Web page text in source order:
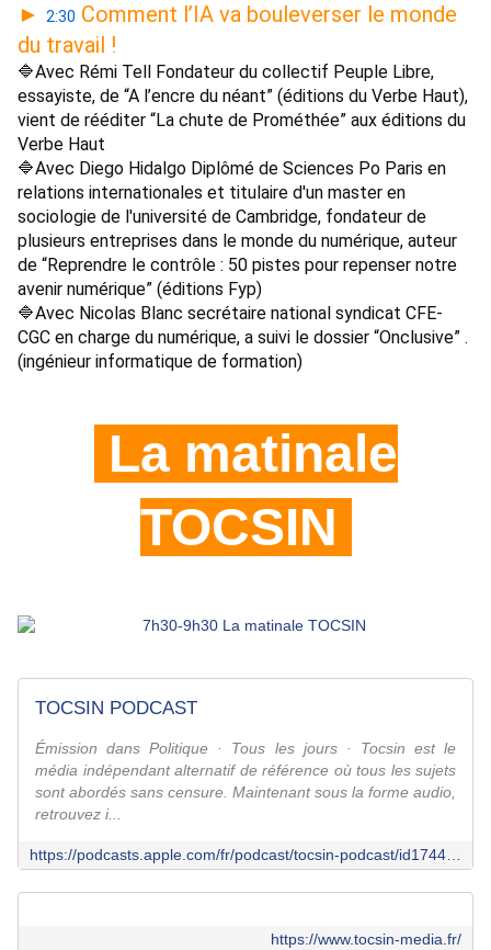
► 2:30 Comment l’IA va bouleverser le monde
du travail !
🔷Avec Rémi Tell Fondateur du collectif Peuple Libre,
essayiste, de “A l’encre du néant” (éditions du Verbe Haut),
vient de rééditer “La chute de Prométhée” aux éditions du
Verbe Haut
🔷Avec Diego Hidalgo Diplômé de Sciences Po Paris en
relations internationales et titulaire d'un master en
sociologie de l'université de Cambridge, fondateur de
plusieurs entreprises dans le monde du numérique, auteur
de “Reprendre le contrôle : 50 pistes pour repenser notre
avenir numérique” (éditions Fyp)
🔷Avec Nicolas Blanc secrétaire national syndicat CFE-
CGC en charge du numérique, a suivi le dossier “Onclusive” .
(ingénieur informatique de formation)
La matinale
TOCSIN
TOCSIN PODCAST
Émission dans Politique · Tous les jours · Tocsin est le
média indépendant alternatif de référence où tous les sujets
sont abordés sans censure. Maintenant sous la forme audio,
retrouvez i...
https://www.tocsin-media.fr/